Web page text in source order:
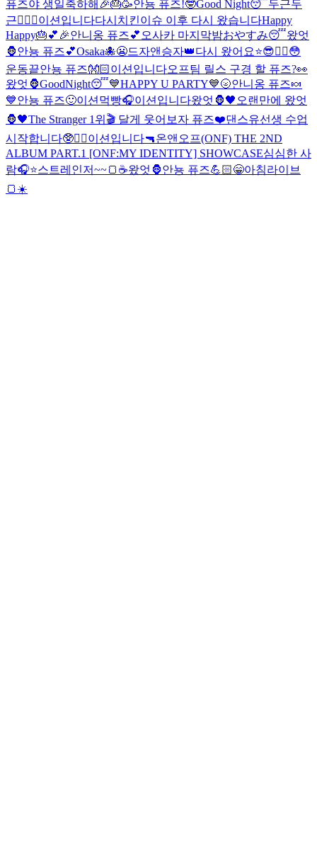
퓨즈야 생일축하해🎉🎂🥳안뇽 퓨즈!🤓Good Night😴두근두
근❤️‍🔥 😬이션입니다다시 치킨이슈 이후 다시 왔습니다Happy
Happy🎂💕🎉안니옹 퓨즈💕 오사카 마지막밤おやすみ😴왔엇
🦍안뇽 퓨즈💕Osaka🐙😬드자앤승자👑다시 왔어요⭐️😎❤️‍🔥😳
운동끝안뇽 퓨즈👐🏻이션입니다오프팀 릴스 구경 할 퓨즈?👀
왔엇🦍GoodNight😴💙HAPPY U PARTY💙🌝안니옹 퓨즈🍬
💙안뇽 퓨즈🙂이션먹빵🎧이션입니다왔엇🦍🖤 오랜만에 왔엇
🦍🖤The Stranger 1위🎬 달게 웃어보자 퓨즈❤️댄스유선생 수업
시작합니다🥸❤️‍🔥이션입니다🔫온앤오프(ONF) THE 2ND
ALBUM PART.1 [ONF:MY IDENTITY] SHOWCASE심심한 사
람🎧⭐️스트레인저~~🍞☕️왔엇🦍안뇽 퓨즈💪🏻😁아침라이브
🍞☀️